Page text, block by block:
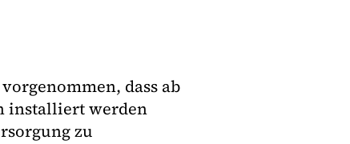
dass ab
installiert werden
zu